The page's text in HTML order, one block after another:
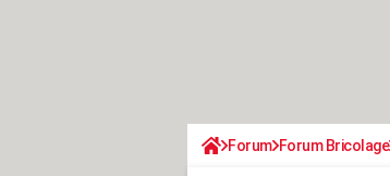
Forum Forum Bricolage